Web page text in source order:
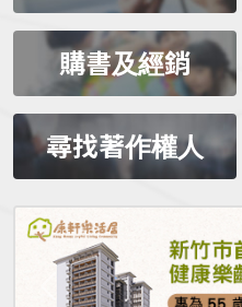
購書及經銷
尋找著作權人